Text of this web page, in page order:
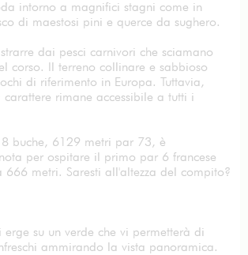
intorno a magnifici stagni come in
di maestosi pini e querce da sughero.
dai pesci carnivori che sciamano
corso. Il terreno collinare e sabbioso
di riferimento in Europa. Tuttavia,
rimane accessibile a tutti i
buche, 6129 metri par 73, è
per ospitare il primo par 6 francese
666 metri. Saresti all'altezza del compito?
erge su un verde che vi permetterà di
ammirando la vista panoramica.